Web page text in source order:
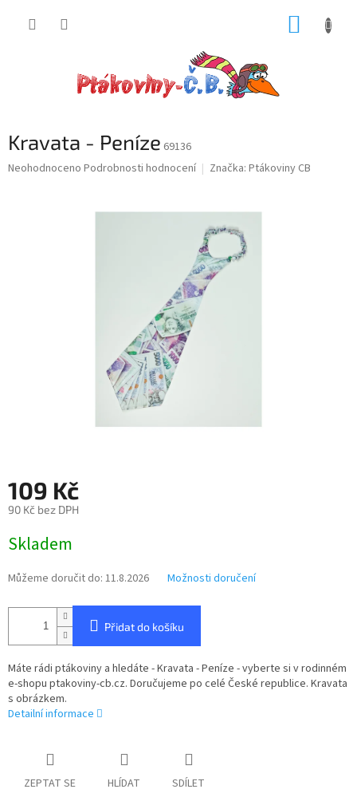
Kravata - Peníze 69136
Průměrné
Neohodnoceno Podrobnosti hodnocení Značka: Ptákoviny CB
109 Kč
90 Kč bez DPH
cena:
Skladem
Můžeme doručit do: 11.8.2026 Možnosti doručení
Přidat do košíku
Máte rádi ptákoviny a hledáte - Kravata - Peníze - vyberte si v rodinném
e-shopu ptakoviny-cb.cz. Doručujeme po celé České republice. Kravata
s obrázkem.
Detailní informace
ZEPTAT SE HLÍDAT SDÍLET